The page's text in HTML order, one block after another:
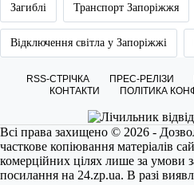
Загиблі Транспорт Запоріжжя
Відключення світла у Запоріжжі
RSS-СТРІЧКА ПРЕС-РЕЛІЗИ
КОНТАКТИ
ПОЛІТИКА
Всі права захищено © 2026 -
часткове копіювання матеріалів
комерційних цілях лише за умови
посилання на 24.zp.ua. В разі